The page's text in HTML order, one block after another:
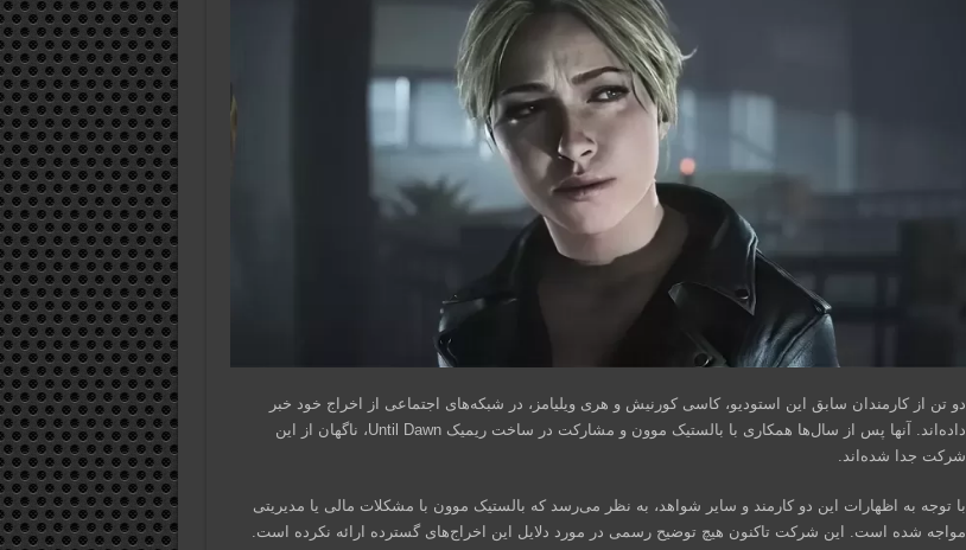
دو تن از کارمندان سابق این استودیو، کاسی کورنیش و هری ویلیامز، در شبکه‌های اجتماعی از اخراج خود خبر
داده‌اند. آنها پس از سال‌ها همکاری با بالستیک موون و مشارکت در ساخت ریمیک Until Dawn، ناگهان از این
شرکت جدا شده‌اند.
با توجه به اظهارات این دو کارمند و سایر شواهد، به نظر می‌رسد که بالستیک موون با مشکلات مالی یا مدیریتی
مواجه شده است. این شرکت تاکنون هیچ توضیح رسمی در مورد دلایل این اخراج‌های گسترده ارائه نکرده است.